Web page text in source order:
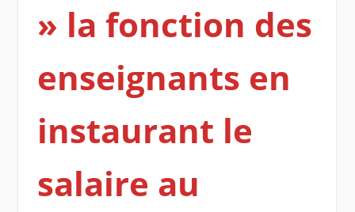
» la fonction des
enseignants en
instaurant le
salaire au